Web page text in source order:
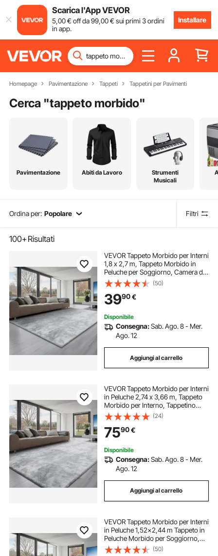
Scarica l'App VEVOR
5,00€ off da99,00€ sui primi 3 ordini
in app.
Installare
Homepage Pavimentazione Tappeti Tappetini per Pavimenti
Cerca "tappeto morbido"
Pavimentazione Abiti da Lavoro
Strumenti
Musicali
Ordina per: Popolare Filtri
100+Risultati
VEVOR Tappeto Morbido per Interni
1,8 x 2,7 m, Tappeto Morbido in
Peluche per Soggiorno, Camera da
Letto, Arredamento Moderno
Tappetino a Pelo Lungo,
Antiscivolo, Tinta Grigio Chiaro
(50)
3990€
Disponibile
Consegna:Sab. Ago. 8 - Mer.
Ago. 12
Aggiungi al carrello
VEVOR Tappeto Morbido per Interni
in Peluche 2,74 x 3,66 m, Tappeto
Morbido per Interno, Tappetino
Peloso per Soggiorno, Camera da
Letto, Salotto, Pelo Lungo,
Antiscivolo, Grigio Chiaro
(24)
7590€
Disponibile
Consegna:Sab. Ago. 8 - Mer.
Ago. 12
Aggiungi al carrello
VEVOR Tappeto Morbido per Interni
in Peluche 1,52x2,44 m Tappeto in
Peluche Morbido per Soggiorno,
Camera da Letto, Arredamento
(50)